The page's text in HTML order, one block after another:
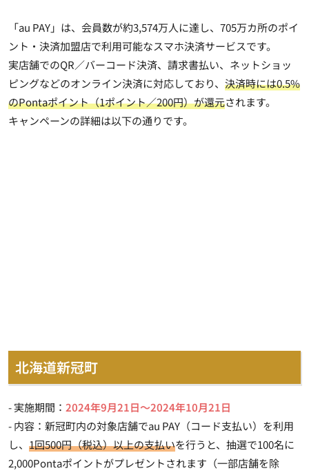
「au PAY」は、会員数が約3,574万人に達し、705万カ所のポイ
ント・決済加盟店で利用可能なスマホ決済サービスです。
実店舗でのQR／バーコード決済、請求書払い、ネットショッ
ピングなどのオンライン決済に対応しており、 決済時には0.5%
のPontaポイント（1ポイント／200円）が還元されます。
キャンペーンの詳細は以下の通りです。
北海道新冠町
- 実施期間： 2024年9月21日～2024年10月21日
- 内容：新冠町内の対象店舗でau PAY（コード支払い）を利用
し、 1回500円（税込）以上の支払いを行うと、抽選で100名に
2,000Pontaポイントがプレゼントされます（一部店舗を除